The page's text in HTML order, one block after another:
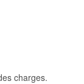
charges.